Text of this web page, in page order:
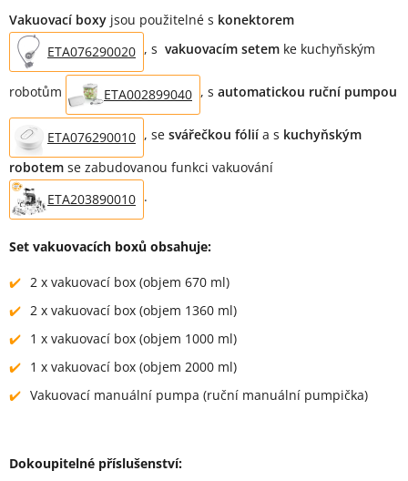
Vakuovací boxy jsou použitelné s konektorem
ETA076290020 , s vakuovacím setem ke kuchyňským
robotům ETA002899040 , s automatickou ruční pumpou
ETA076290010 , se svářečkou fólií a s kuchyňským
robotem se zabudovanou funkci vakuování
ETA203890010 .
Set vakuovacích boxů obsahuje:
2 x vakuovací box (objem 670 ml)
2 x vakuovací box (objem 1360 ml)
1 x vakuovací box (objem 1000 ml)
1 x vakuovací box (objem 2000 ml)
Vakuovací manuální pumpa (ruční manuální pumpička)
Dokoupitelné příslušenství: